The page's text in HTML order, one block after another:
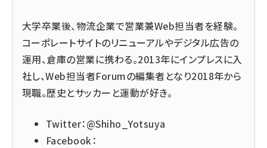
大学卒業後、物流企業で営業兼Web担当者を経験。
コーポレートサイトのリニューアルやデジタル広告の
運用、倉庫の営業に携わる。2013年にインプレスに入
社し、Web担当者Forumの編集者となり2018年から
現職。歴史とサッカーと運動が好き。
Twitter：@Shiho_Yotsuya
Facebook：